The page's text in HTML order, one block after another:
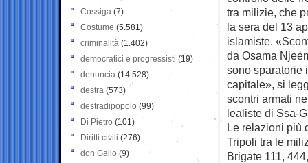
tra milizie, che
la sera del 13
islamiste.
da Osama
sono sparatorie
capitale», si
scontri armati
lealiste di Ssa-
Le relazioni più
Tripoli tra le
Brigate 111,
Cossiga (7)
Costume (5.581)
criminalità (1.402)
democratici e progressisti (19)
denuncia (14.528)
destra (573)
destradipopolo (99)
Di Pietro (101)
Diritti civili (276)
don Gallo (9)